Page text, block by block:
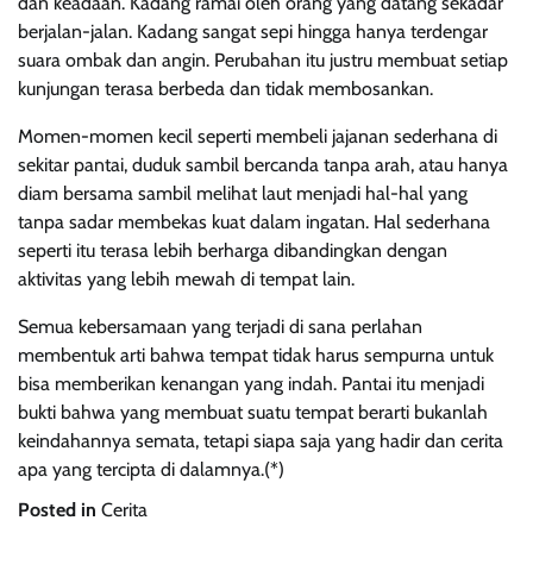
berjalan-jalan. Kadang sangat sepi hingga hanya terdengar
suara ombak dan angin. Perubahan itu justru membuat setiap
kunjungan terasa berbeda dan tidak membosankan.
Momen-momen kecil seperti membeli jajanan sederhana di
sekitar pantai, duduk sambil bercanda tanpa arah, atau hanya
diam bersama sambil melihat laut menjadi hal-hal yang
tanpa sadar membekas kuat dalam ingatan. Hal sederhana
seperti itu terasa lebih berharga dibandingkan dengan
aktivitas yang lebih mewah di tempat lain.
Semua kebersamaan yang terjadi di sana perlahan
membentuk arti bahwa tempat tidak harus sempurna untuk
bisa memberikan kenangan yang indah. Pantai itu menjadi
bukti bahwa yang membuat suatu tempat berarti bukanlah
keindahannya semata, tetapi siapa saja yang hadir dan cerita
apa yang tercipta di dalamnya.(*)
Posted in Cerita